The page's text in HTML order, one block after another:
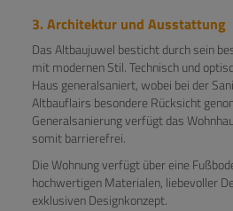
3. Architektur und Ausstattung
Das Altbaujuwel besticht durch sein
mit modernen Stil. Technisch und
Haus generalsaniert, wobei bei der
Altbauflairs besondere Rücksicht
Generalsanierung verfügt das
somit barrierefrei.
Die Wohnung verfügt über eine
hochwertigen Materialen, liebevoller
exklusiven Designkonzept.